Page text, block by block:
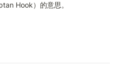
Hook）的意思。